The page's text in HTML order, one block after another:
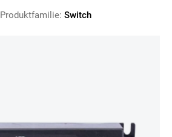
Produktfamilie: Switch